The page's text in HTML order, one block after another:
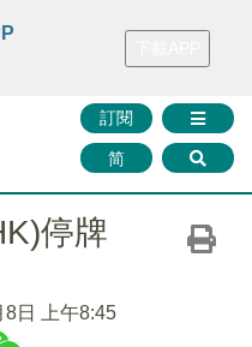
財華證券 媒體矩陣
訂閱
简
停牌
8日 上午8:45